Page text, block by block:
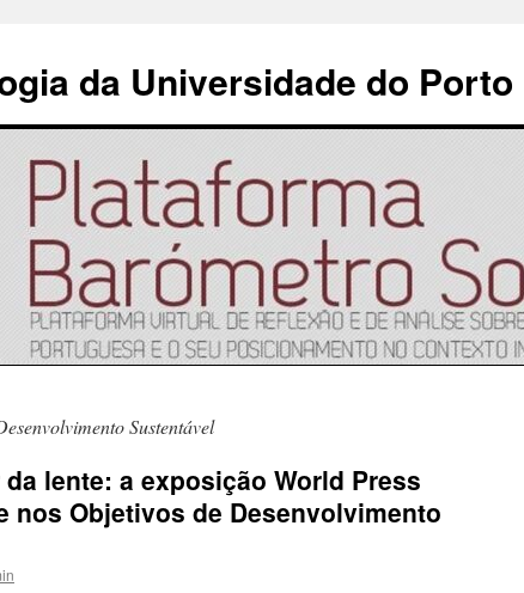
da Universidade do Porto
Sustentável
lente: a exposição World Press
nos Objetivos de Desenvolvimento